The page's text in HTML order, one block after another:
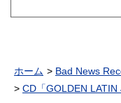
ホーム
Bad News
CD「GOLDEN LATIN